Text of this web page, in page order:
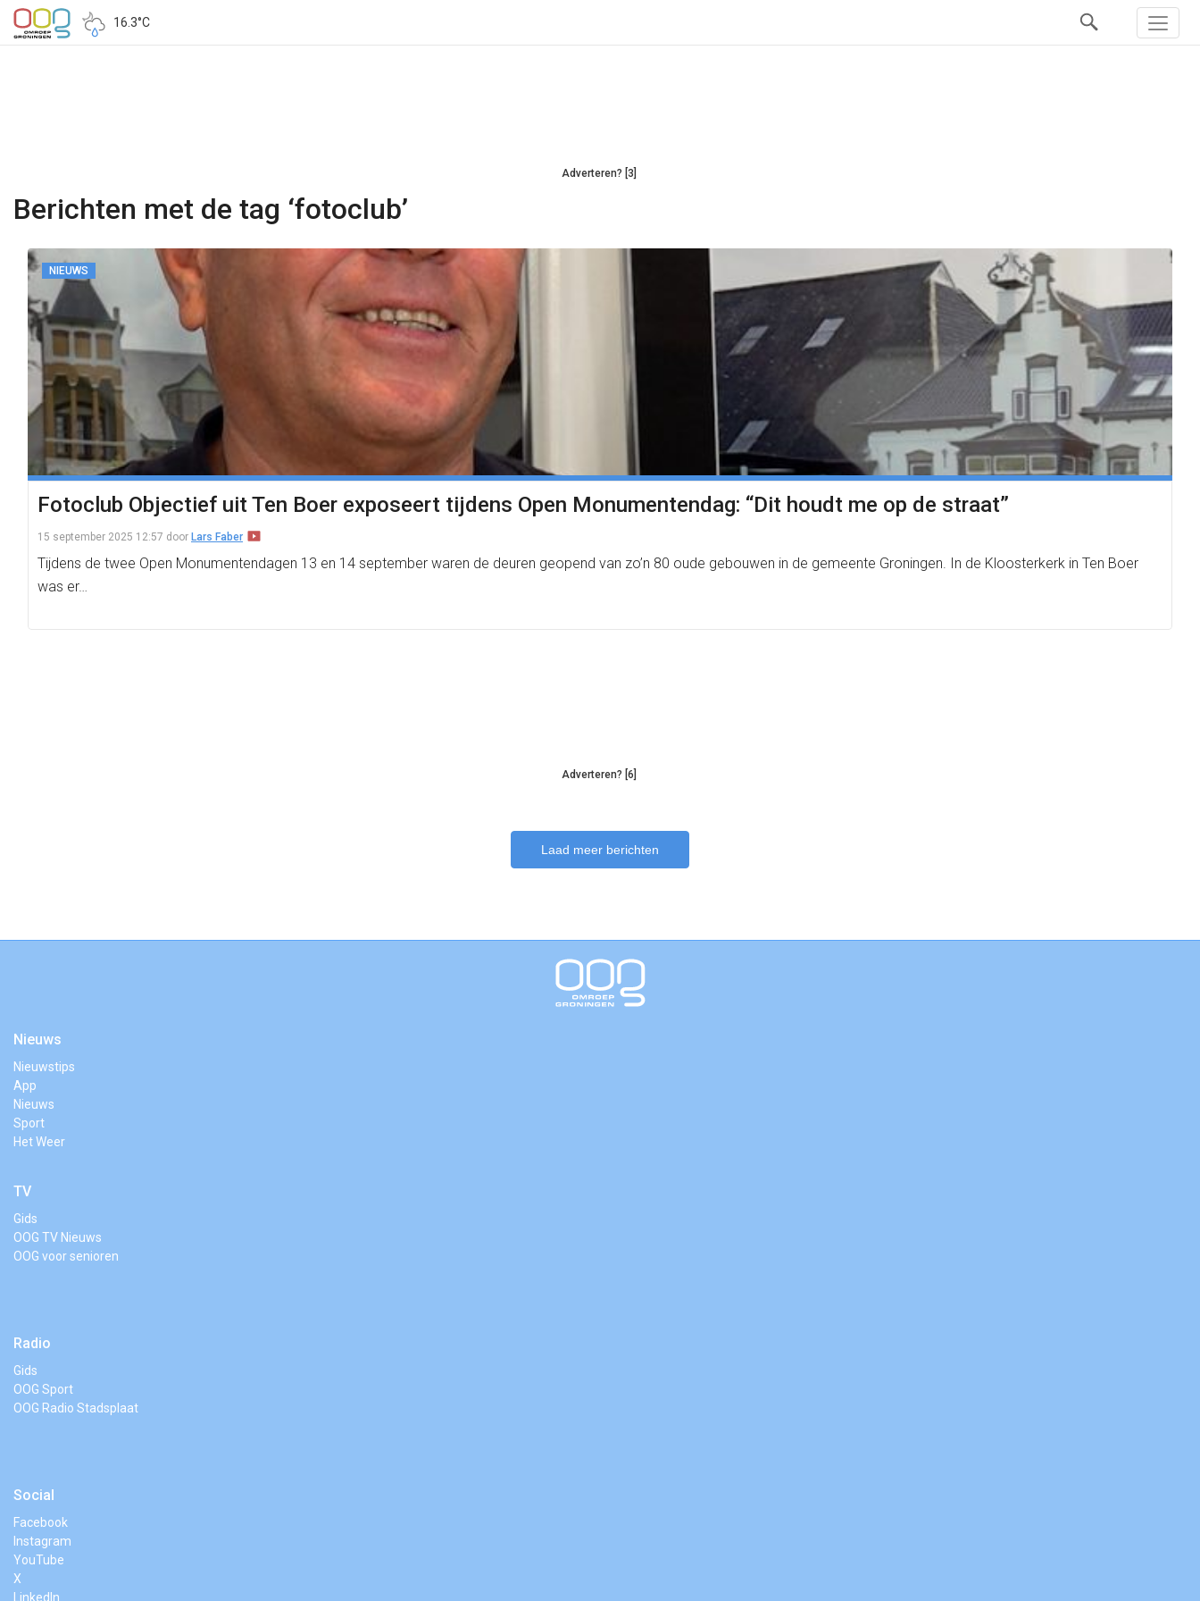
16.3°C
Adverteren? [3]
Berichten met de tag ‘fotoclub’
NIEUWS
Fotoclub Objectief uit Ten Boer exposeert tijdens Open Monumentendag: “Dit houdt me op de straat”
15 september 2025 12:57 door Lars Faber
Tijdens de twee Open Monumentendagen 13 en 14 september waren de deuren geopend van zo’n 80 oude gebouwen in de gemeente Groningen. In de Kloosterkerk in Ten Boer
was er…
Adverteren? [6]
Laad meer berichten
Nieuws
Nieuwstips
App
Nieuws
Sport
Het Weer
TV
Gids
OOG TV Nieuws
OOG voor senioren
Radio
Gids
OOG Sport
OOG Radio Stadsplaat
Social
Facebook
Instagram
YouTube
X
LinkedIn